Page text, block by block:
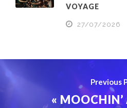
VOYAGE
27/07/2026
Previous
«